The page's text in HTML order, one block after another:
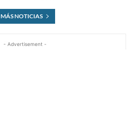
MÁS NOTICIAS
- Advertisement -